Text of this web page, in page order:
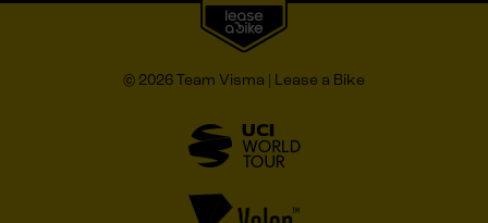
© 2026 Team Visma | Lease a Bike